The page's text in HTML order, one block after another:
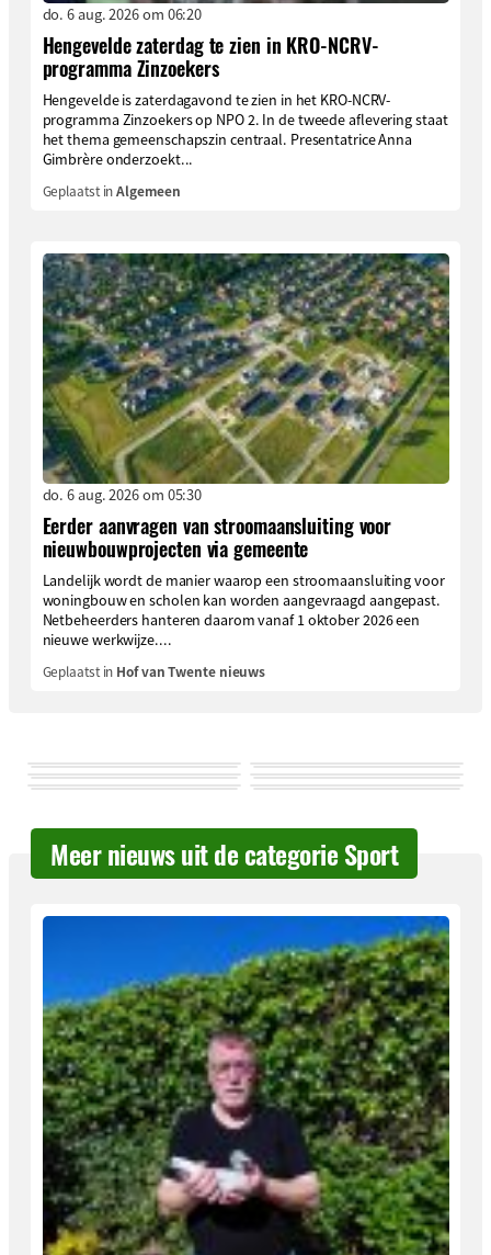
do. 6 aug. 2026 om 06:20
Hengevelde zaterdag te zien in KRO-NCRV-
programma Zinzoekers
Hengevelde is zaterdagavond te zien in het KRO-NCRV-
programma Zinzoekers op NPO 2. In de tweede aflevering staat
het thema gemeenschapszin centraal. Presentatrice Anna
Gimbrère onderzoekt...
Geplaatst inAlgemeen
do. 6 aug. 2026 om 05:30
Eerder aanvragen van stroomaansluiting voor
nieuwbouwprojecten via gemeente
Landelijk wordt de manier waarop een stroomaansluiting voor
woningbouw en scholen kan worden aangevraagd aangepast.
Netbeheerders hanteren daarom vanaf 1 oktober 2026 een
nieuwe werkwijze....
Geplaatst in Hof van Twente nieuws
Meer nieuws uit de categorie Sport